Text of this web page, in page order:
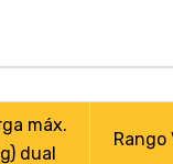
máx.
dual
Rango